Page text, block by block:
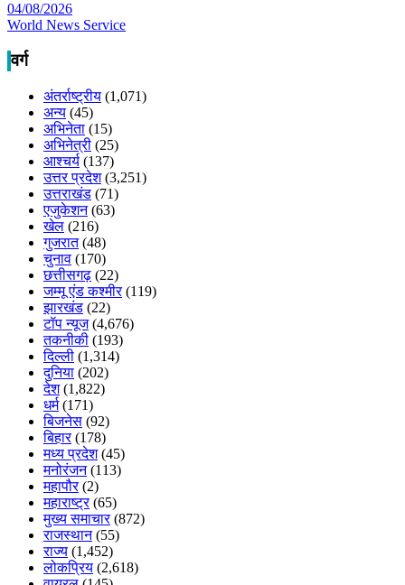
04/08/2026
World News Service
वर्ग
अंतर्राष्ट्रीय (1,071)
अन्य (45)
अभिनेता (15)
अभिनेत्री (25)
आश्चर्य (137)
उत्तर प्रदेश(3,251)
उत्तराखंड (71)
एजुकेशन(63)
खेल (216)
गुजरात(48)
चुनाव (170)
छत्तीसगढ़ (22)
जम्मू एंड कश्मीर(119)
झारखंड (22)
टॉप न्यूज(4,676)
तकनीकी (193)
दिल्ली (1,314)
दुनिया (202)
देश(1,822)
धर्म(171)
बिजनेस (92)
बिहार(178)
मध्य प्रदेश(45)
मनोरंजन(113)
महापौर(2)
महाराष्ट्र(65)
मुख्य समाचार(872)
राजस्थान(55)
राज्य (1,452)
लोकप्रिय (2,618)